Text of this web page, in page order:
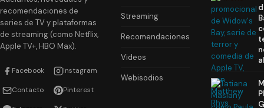
recomendaciones de
series de TV y plataformas
de streaming (como Netflix,
Apple TV+, HBO Max).
Facebook Instagram
Contacto Pinterest
Streaming
Recomendaciones
Videos
Webisodios